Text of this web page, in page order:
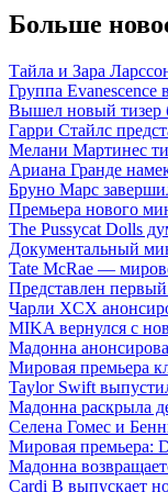
Больше
Тайла и Зара
Группа Evanescence
Вышел новый тизер
Гарри Стайлс
Мелани Мартинес
Ариана Гранде
Бруно Марс
Премьера нового
The Pussycat Dolls
Документальный
Tate McRae —
Представлен
Чарли XCX
MIKA вернулся с
Мадонна
Мировая премьера
Taylor Swift
Мадонна раскрыла
Селена Гомес и
Мировая премьера:
Мадонна
Cardi B выпускает